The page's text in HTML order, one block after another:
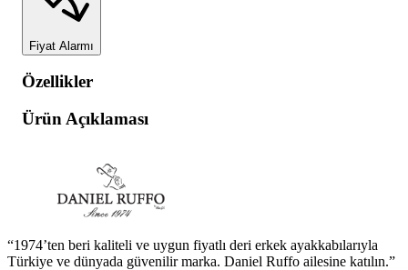
Fiyat Alarmı
Özellikler
Ürün Açıklaması
“1974’ten beri kaliteli ve uygun fiyatlı deri erkek ayakkabılarıyla
Türkiye ve dünyada güvenilir marka. Daniel Ruffo ailesine katılın.”